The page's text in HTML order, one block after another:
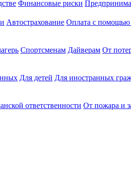
Финансовые риски
Автострахование Оплата с
Спортсменам Дайверам От
Для детей Для иностранных
ответственности От пожара и